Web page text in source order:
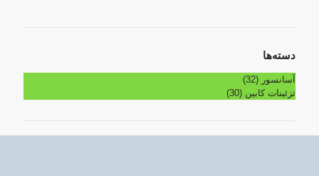
دسته‌ها
آسانسور (32)
تزئینات کابین (30)